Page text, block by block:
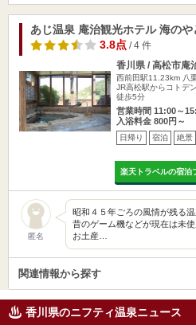
あじ温泉 庵治観光ホテル 海のや
3.8点/ 4 件
香川県 / 高松市庵
西前田駅11.23km 八
JR高松駅からコトデ
徒歩5分
営業時間 11:00～
入浴料金 800円～
日帰り 宿泊 絶景
楽天トラベルの宿泊
匿名
昭和４５年ごろの風情が残る
昔のゲーム機などが現在は未
お土産…
関連情報から探す
香川県のニフティ温泉ニュース